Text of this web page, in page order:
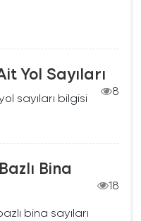
Yol Sayıları
8
sayıları bilgisi
Bina
18
bina sayıları